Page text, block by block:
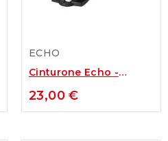
ECHO
Cinturone Echo -
protettivo...
23,00 €